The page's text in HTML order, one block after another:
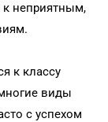
неприятным,
к классу
виды
с успехом